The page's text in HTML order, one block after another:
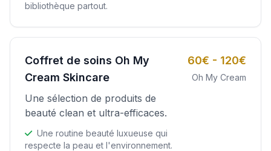
bibliothèque partout.
Coffret de soins Oh My
Cream Skincare
Une sélection de produits de
beauté clean et ultra-efficaces.
Une routine beauté luxueuse qui
respecte la peau et l'environnement.
60€ - 120€
Oh My Cream